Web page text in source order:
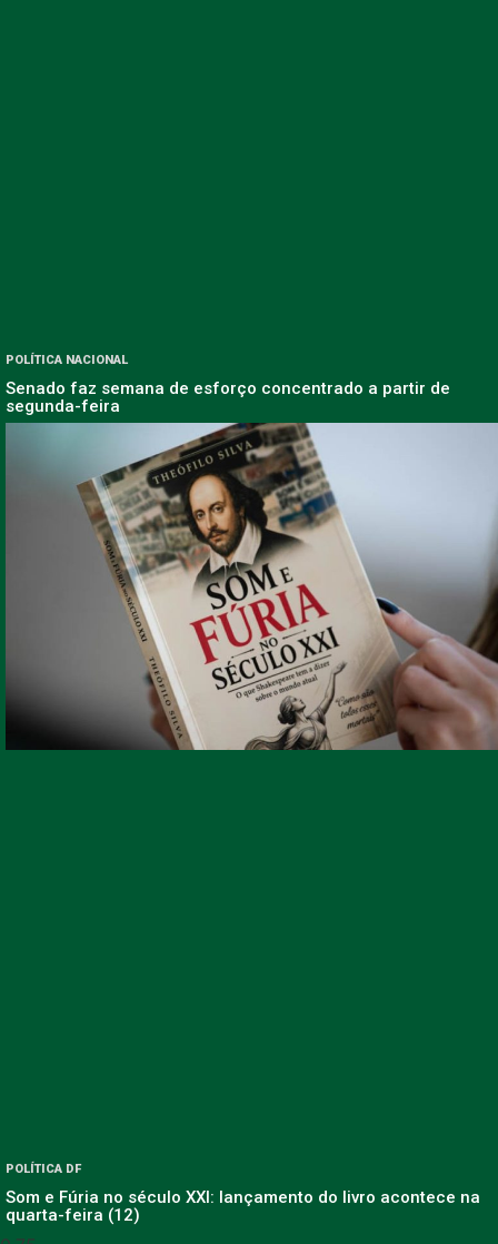
POLÍTICA NACIONAL
Senado faz semana de esforço concentrado a partir de
segunda-feira
POLÍTICA DF
Som e Fúria no século XXI: lançamento do livro acontece na
quarta-feira (12)